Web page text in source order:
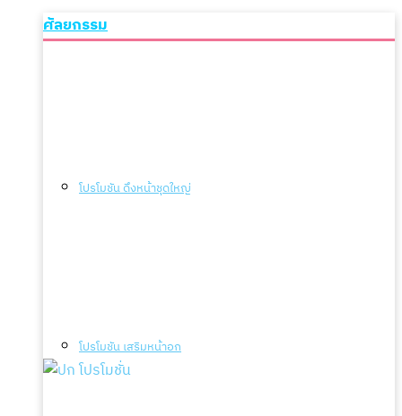
ศัลยกรรม
โปรโมชัน ดึงหน้าชุดใหญ่
โปรโมชัน เสริมหน้าอก